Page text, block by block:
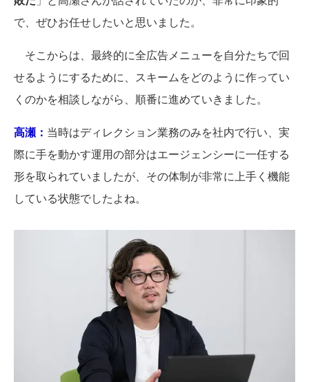
で、ぜひお任せしたいと思いました。
そこからは、最終的に全広告メニューを自分たちで回
せるようにするために、スキームをどのように作ってい
くのかを相談しながら、順番に進めていきました。
高瀬： 当時はディレクション業務のみを社内で行い、実
際に手を動かす運用の部分はエージェンシーに一任する
形を取られていましたが、その体制が非常に上手く機能
している状態でしたよね。